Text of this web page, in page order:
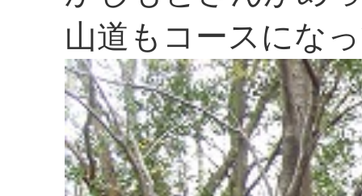
山道もコースにな